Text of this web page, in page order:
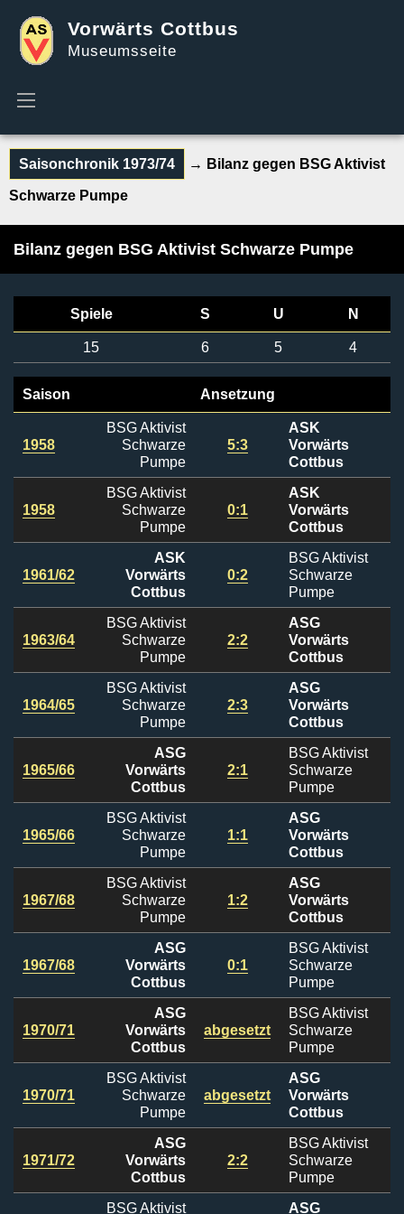
Vorwärts Cottbus
Museumsseite
Saisonchronik 1973/74 → Bilanz gegen BSG Aktivist
Schwarze Pumpe
Bilanz gegen BSG Aktivist Schwarze Pumpe
Spiele S U N
15 6 5 4
Saison Ansetzung
1958
BSG Aktivist
Schwarze
Pumpe
5:3
ASK
Vorwärts
Cottbus
1958
BSG Aktivist
Schwarze
Pumpe
0:1
ASK
Vorwärts
Cottbus
1961/62
ASK
Vorwärts
Cottbus
0:2
BSG Aktivist
Schwarze
Pumpe
1963/64
BSG Aktivist
Schwarze
Pumpe
2:2
ASG
Vorwärts
Cottbus
1964/65
BSG Aktivist
Schwarze
Pumpe
2:3
ASG
Vorwärts
Cottbus
1965/66
ASG
Vorwärts
Cottbus
2:1
BSG Aktivist
Schwarze
Pumpe
1965/66
BSG Aktivist
Schwarze
Pumpe
1:1
ASG
Vorwärts
Cottbus
1967/68
BSG Aktivist
Schwarze
Pumpe
1:2
ASG
Vorwärts
Cottbus
1967/68
ASG
Vorwärts
Cottbus
0:1
BSG Aktivist
Schwarze
Pumpe
1970/71
ASG
Vorwärts
Cottbus
abgesetzt
BSG Aktivist
Schwarze
Pumpe
1970/71
BSG Aktivist
Schwarze
Pumpe
abgesetzt
ASG
Vorwärts
Cottbus
1971/72
ASG
Vorwärts
Cottbus
2:2
BSG Aktivist
Schwarze
Pumpe
BSG Aktivist
ASG